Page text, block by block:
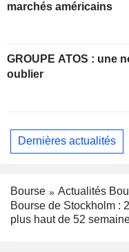
marchés américains
GROUPE ATOS : une nouvelle année à
oublier
Dernières actualités
Bourse
Actualités
Bourse de Stockholm :
plus haut de 52